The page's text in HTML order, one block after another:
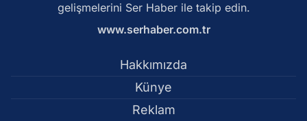
gelişmelerini Ser Haber ile takip edin.
www.serhaber.com.tr
Hakkımızda
Künye
Reklam